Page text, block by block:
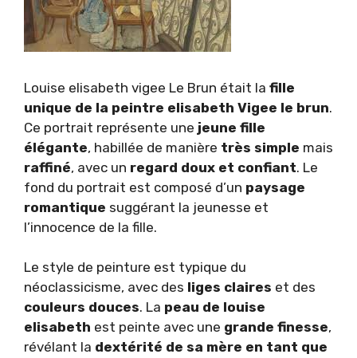
Louise elisabeth vigee Le Brun était la fille
unique de la peintre elisabeth Vigee le brun.
Ce portrait représente une jeune fille
élégante, habillée de manière très simple mais
raffiné, avec un regard doux et confiant. Le
fond du portrait est composé d’un paysage
romantique suggérant la jeunesse et
l’innocence de la fille.
Le style de peinture est typique du
néoclassicisme, avec des liges claires et des
couleurs douces. La peau de louise
elisabeth est peinte avec une grande finesse,
révélant la dextérité de sa mère en tant que